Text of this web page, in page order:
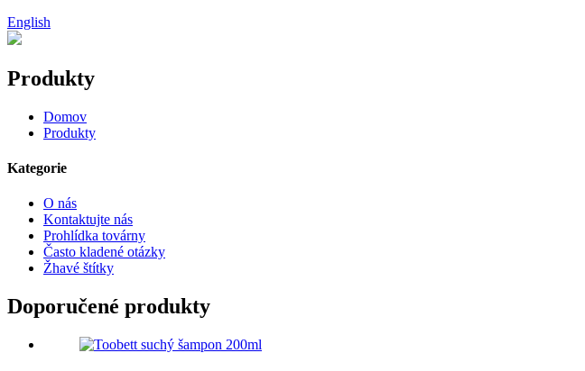
English
Produkty
Domov
Produkty
Kategorie
O nás
Kontaktujte nás
Prohlídka továrny
Často kladené otázky
Žhavé štítky
Doporučené produkty